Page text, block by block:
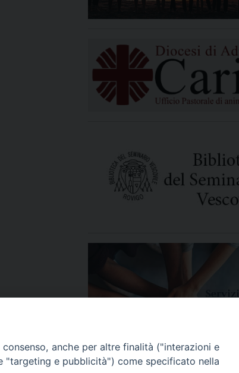
anche per altre finalità ("interazioni e
"targeting e pubblicità") come specificato nella